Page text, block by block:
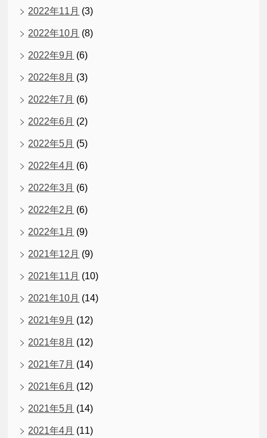
2022年11月 (3)
2022年10月 (8)
2022年9月 (6)
2022年8月 (3)
2022年7月 (6)
2022年6月 (2)
2022年5月 (5)
2022年4月 (6)
2022年3月 (6)
2022年2月 (6)
2022年1月 (9)
2021年12月 (9)
2021年11月 (10)
2021年10月 (14)
2021年9月 (12)
2021年8月 (12)
2021年7月 (14)
2021年6月 (12)
2021年5月 (14)
2021年4月 (11)